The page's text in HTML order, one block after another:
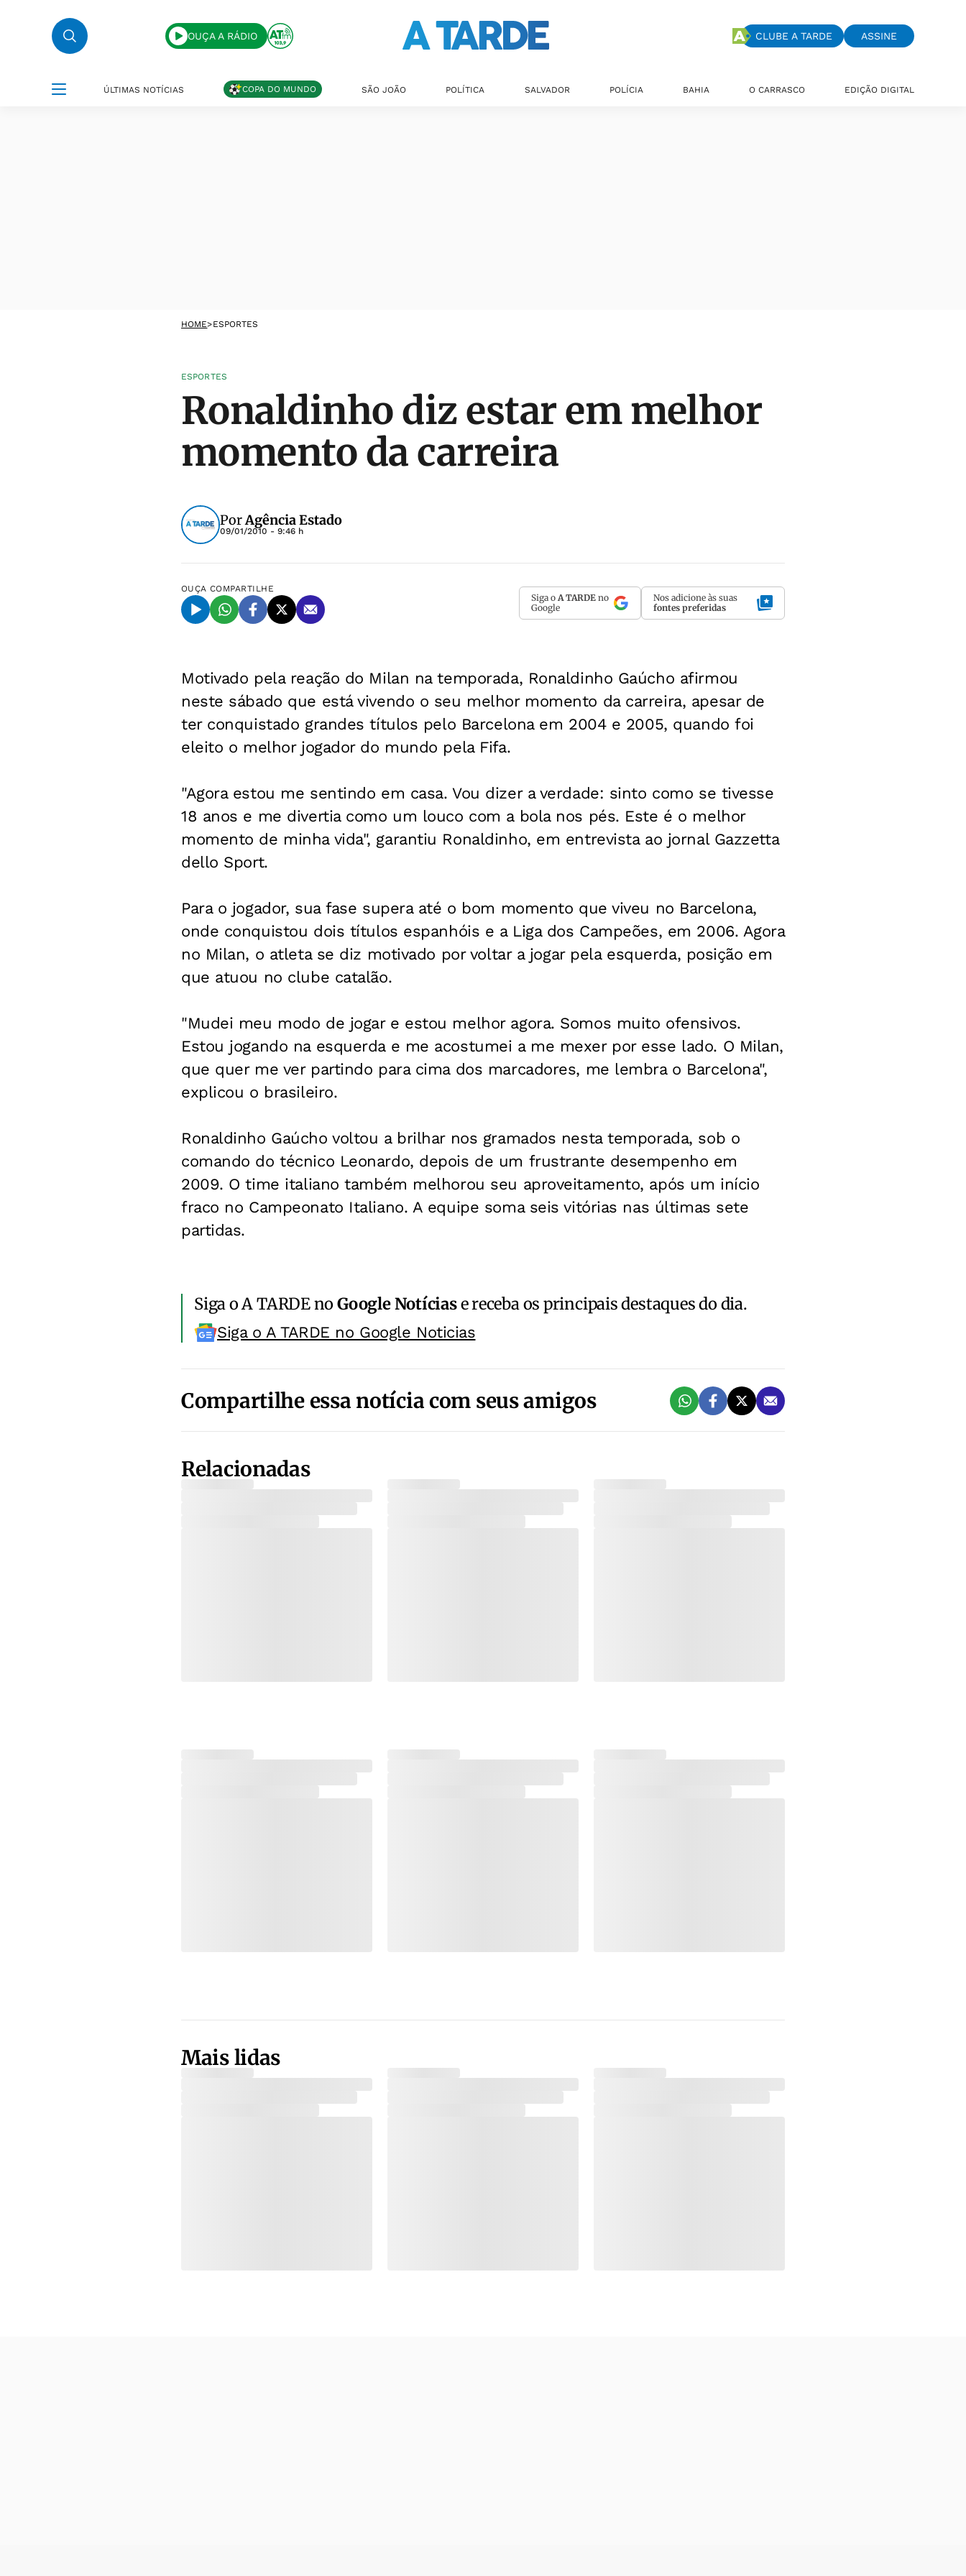
OUÇA A RÁDIO CLUBE A TARDE ASSINE
ÚLTIMAS NOTÍCIAS COPA DO MUNDO SÃO JOÃO POLÍTICA SALVADOR POLÍCIA BAHIA O CARRASCO EDIÇÃO DIGITAL
HOME>ESPORTES
ESPORTES
Ronaldinho diz estar em melhor
momento da carreira
PorAgência Estado
09/01/2010 - 9:46 h
OUÇA COMPARTILHE
Siga o A TARDE no
Google
Nos adicione às suas
fontes preferidas
Motivado pela reação do Milan na temporada, Ronaldinho Gaúcho afirmou
neste sábado que está vivendo o seu melhor momento da carreira, apesar de
ter conquistado grandes títulos pelo Barcelona em 2004 e 2005, quando foi
eleito o melhor jogador do mundo pela Fifa.
"Agora estou me sentindo em casa. Vou dizer a verdade: sinto como se tivesse
18 anos e me divertia como um louco com a bola nos pés. Este é o melhor
momento de minha vida", garantiu Ronaldinho, em entrevista ao jornal Gazzetta
dello Sport.
Para o jogador, sua fase supera até o bom momento que viveu no Barcelona,
onde conquistou dois títulos espanhóis e a Liga dos Campeões, em 2006. Agora
no Milan, o atleta se diz motivado por voltar a jogar pela esquerda, posição em
que atuou no clube catalão.
"Mudei meu modo de jogar e estou melhor agora. Somos muito ofensivos.
Estou jogando na esquerda e me acostumei a me mexer por esse lado. O Milan,
que quer me ver partindo para cima dos marcadores, me lembra o Barcelona",
explicou o brasileiro.
Ronaldinho Gaúcho voltou a brilhar nos gramados nesta temporada, sob o
comando do técnico Leonardo, depois de um frustrante desempenho em
2009. O time italiano também melhorou seu aproveitamento, após um início
fraco no Campeonato Italiano. A equipe soma seis vitórias nas últimas sete
partidas.
Siga o A TARDE noGoogle Notíciase receba os principais destaques do dia.
Siga o A TARDE no Google Noticias
Compartilhe essa notícia com seus amigos
Relacionadas
Mais lidas